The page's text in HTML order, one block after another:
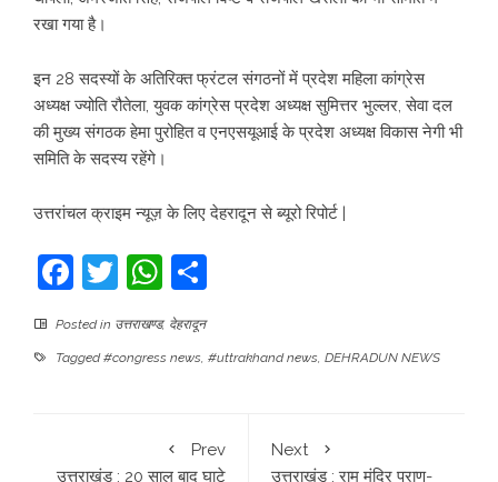
रखा गया है।
इन 28 सदस्यों के अतिरिक्त फ्रंटल संगठनों में प्रदेश महिला कांग्रेस
अध्यक्ष ज्योति रौतेला, युवक कांग्रेस प्रदेश अध्यक्ष सुमित्तर भुल्लर, सेवा दल
की मुख्य संगठक हेमा पुरोहित व एनएसयूआई के प्रदेश अध्यक्ष विकास नेगी भी
समिति के सदस्य रहेंगे।
उत्तरांचल क्राइम न्यूज़ के लिए देहरादून से ब्यूरो रिपोर्ट |
Facebook
TwitterWhatsApp
Posted in उत्तराखण्ड, देहरादून
Tagged#congress news, #uttrakhand news, DEHRADUN NEWS
Prev
उत्तराखंड : 20 साल बाद घाटे
Next
उत्तराखंड : राम मंदिर प्राण-